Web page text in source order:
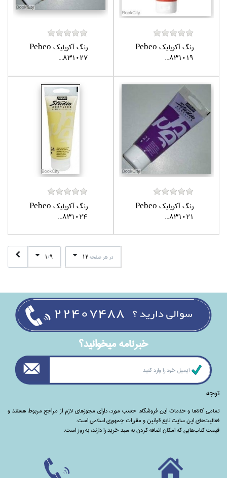
رنگ آكريليك Pebeo
831019...
رنگ آكريليك Pebeo
831027...
رنگ آكريليك Pebeo
831021...
رنگ آكريليك Pebeo
831024...
در هر صفحه12
1/9
خبرنامه ميخوانيد؟
توجه
تمامی‌ کالاها و خدمات این فروشگاه، حسب مورد،‌ دارای مجوزهای لازم از مراجع مربوط هستند ‌و‌‌
فعالیت‌های این سایت تابع قوانین و مقررات جمهوری اسلامی است.
قیمت کتاب‌هایی که امکان اضافه کردن به سبد خرید را دارند،‌ به روز است.